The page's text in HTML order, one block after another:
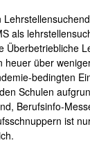
als
Überbetriebliche
heuer über
bedingten
Schulen
Berufsinfo-
ist